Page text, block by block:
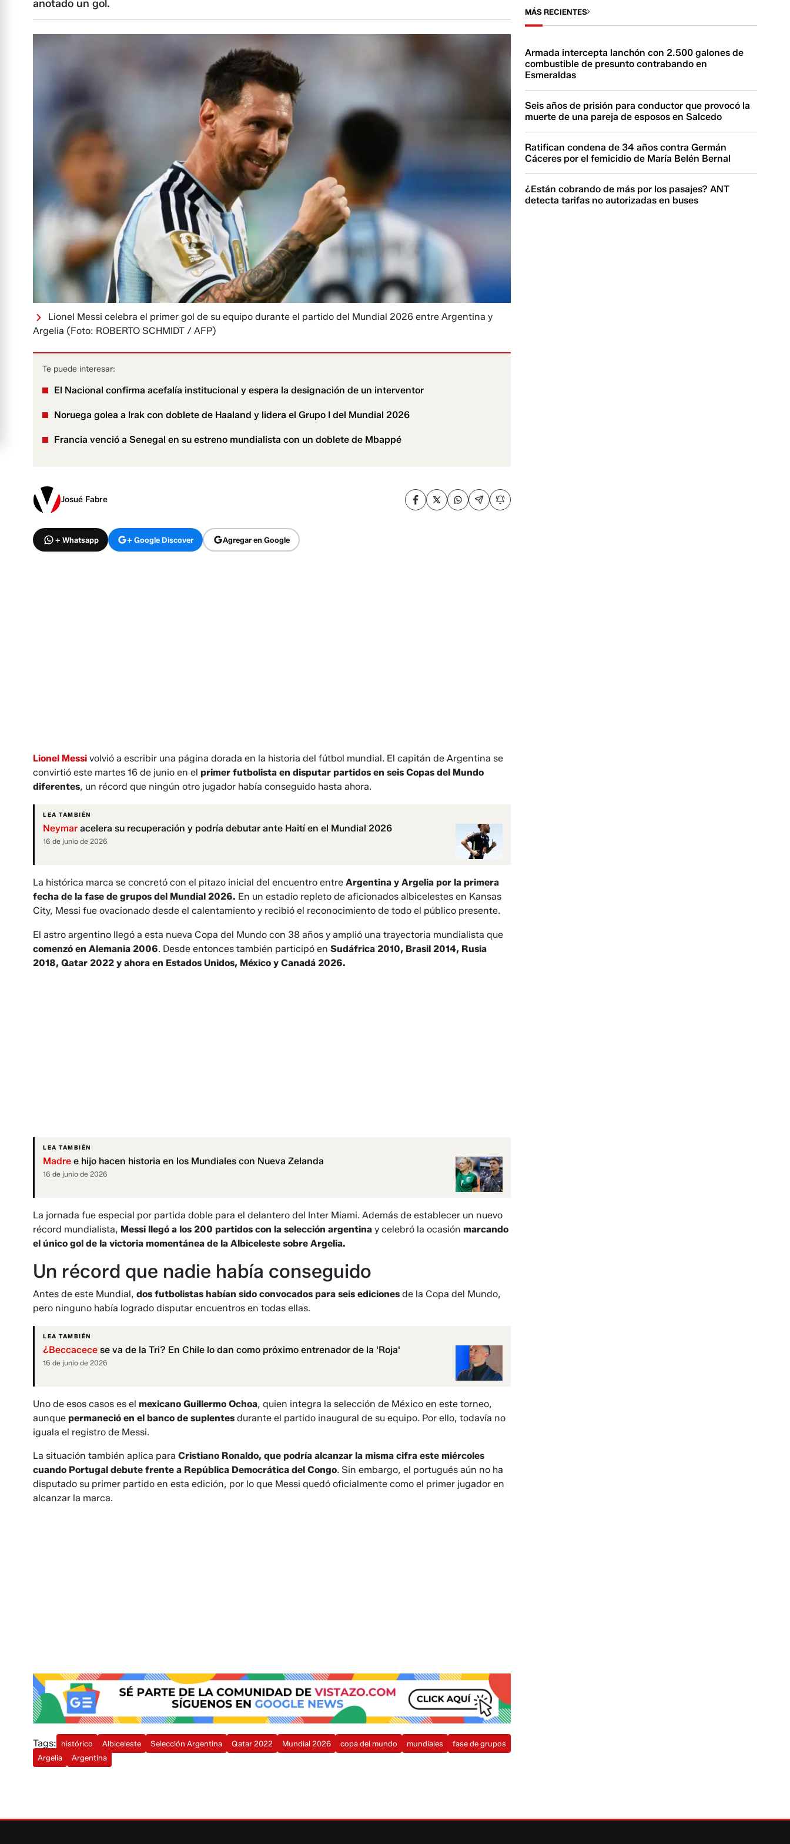
anotado un gol.
Lionel Messi celebra el primer gol de su equipo durante el partido del Mundial 2026 entre Argentina y
Argelia (Foto: ROBERTO SCHMIDT / AFP)
Te puede interesar:
El Nacional confirma acefalía institucional y espera la designación de un interventor
Noruega golea a Irak con doblete de Haaland y lidera el Grupo I del Mundial 2026
Francia venció a Senegal en su estreno mundialista con un doblete de Mbappé
Josué Fabre
+ Whatsapp + Google Discover Agregar en Google
Lionel Messi volvió a escribir una página dorada en la historia del fútbol mundial. El capitán de Argentina se
convirtió este martes 16 de junio en el primer futbolista en disputar partidos en seis Copas del Mundo
diferentes, un récord que ningún otro jugador había conseguido hasta ahora.
LEA TAMBIÉN
Neymar acelera su recuperación y podría debutar ante Haití en el Mundial 2026
16 de junio de 2026
La histórica marca se concretó con el pitazo inicial del encuentro entre Argentina y Argelia por la primera
fecha de la fase de grupos del Mundial 2026. En un estadio repleto de aficionados albicelestes en Kansas
City, Messi fue ovacionado desde el calentamiento y recibió el reconocimiento de todo el público presente.
El astro argentino llegó a esta nueva Copa del Mundo con 38 años y amplió una trayectoria mundialista que
comenzó en Alemania 2006. Desde entonces también participó en Sudáfrica 2010, Brasil 2014, Rusia
2018, Qatar 2022 y ahora en Estados Unidos, México y Canadá 2026.
LEA TAMBIÉN
Madre e hijo hacen historia en los Mundiales con Nueva Zelanda
16 de junio de 2026
La jornada fue especial por partida doble para el delantero del Inter Miami. Además de establecer un nuevo
récord mundialista, Messi llegó a los 200 partidos con la selección argentina y celebró la ocasión marcando
el único gol de la victoria momentánea de la Albiceleste sobre Argelia.
Un récord que nadie había conseguido
Antes de este Mundial, dos futbolistas habían sido convocados para seis ediciones de la Copa del Mundo,
pero ninguno había logrado disputar encuentros en todas ellas.
LEA TAMBIÉN
¿Beccacece se va de la Tri? En Chile lo dan como próximo entrenador de la 'Roja'
16 de junio de 2026
Uno de esos casos es el mexicano Guillermo Ochoa, quien integra la selección de México en este torneo,
aunque permaneció en el banco de suplentes durante el partido inaugural de su equipo. Por ello, todavía no
iguala el registro de Messi.
La situación también aplica para Cristiano Ronaldo, que podría alcanzar la misma cifra este miércoles
cuando Portugal debute frente a República Democrática del Congo. Sin embargo, el portugués aún no ha
disputado su primer partido en esta edición, por lo que Messi quedó oficialmente como el primer jugador en
alcanzar la marca.
Tags: histórico Albiceleste Selección Argentina Qatar 2022 Mundial 2026 copa del mundo mundiales
fase de grupos
Argelia
Argentina
MÁS RECIENTES
Armada intercepta lanchón con 2.500 galones de
combustible de presunto contrabando en
Esmeraldas
Seis años de prisión para conductor que provocó la
muerte de una pareja de esposos en Salcedo
Ratifican condena de 34 años contra Germán
Cáceres por el femicidio de María Belén Bernal
¿Están cobrando de más por los pasajes? ANT
detecta tarifas no autorizadas en buses